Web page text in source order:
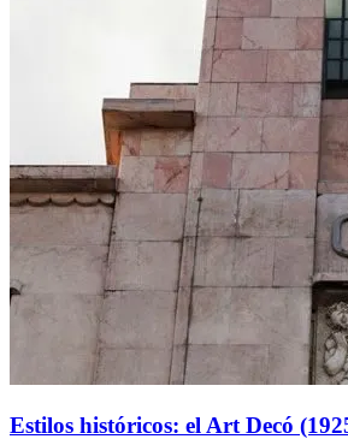
Estilos históricos: el Art Decó